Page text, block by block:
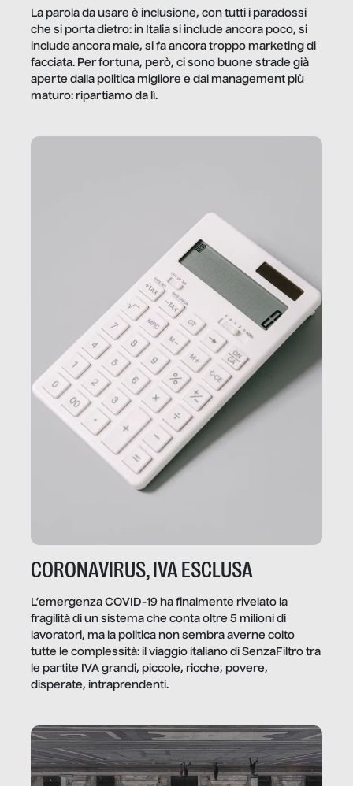
La parola da usare è inclusione, con tutti i paradossi
che si porta dietro: in Italia si include ancora poco, si
include ancora male, si fa ancora troppo marketing di
facciata. Per fortuna, però, ci sono buone strade già
aperte dalla politica migliore e dal management più
maturo: ripartiamo da lì.
CORONAVIRUS, IVA ESCLUSA
L’emergenza COVID-19 ha finalmente rivelato la
fragilità di un sistema che conta oltre 5 milioni di
lavoratori, ma la politica non sembra averne colto
tutte le complessità: il viaggio italiano di SenzaFiltro tra
le partite IVA grandi, piccole, ricche, povere,
disperate, intraprendenti.